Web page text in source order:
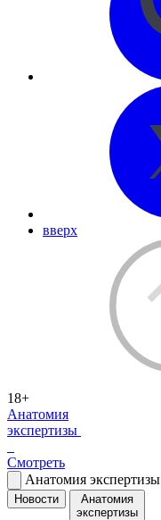
вверх
18+
Анатомия
экспертизы
Смотреть
Анатомия экспертизы
Новости
Анатомия
экспертизы